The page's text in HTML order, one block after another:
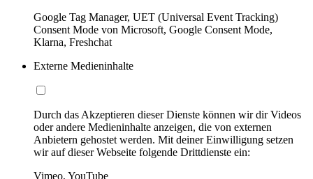
Google Tag Manager, UET (Universal Event Tracking)
Consent Mode von Microsoft, Google Consent Mode,
Klarna, Freshchat
Externe Medieninhalte
Durch das Akzeptieren dieser Dienste können wir dir Videos
oder andere Medieninhalte anzeigen, die von externen
Anbietern gehostet werden. Mit deiner Einwilligung setzen
wir auf dieser Webseite folgende Drittdienste ein:
Vimeo, YouTube